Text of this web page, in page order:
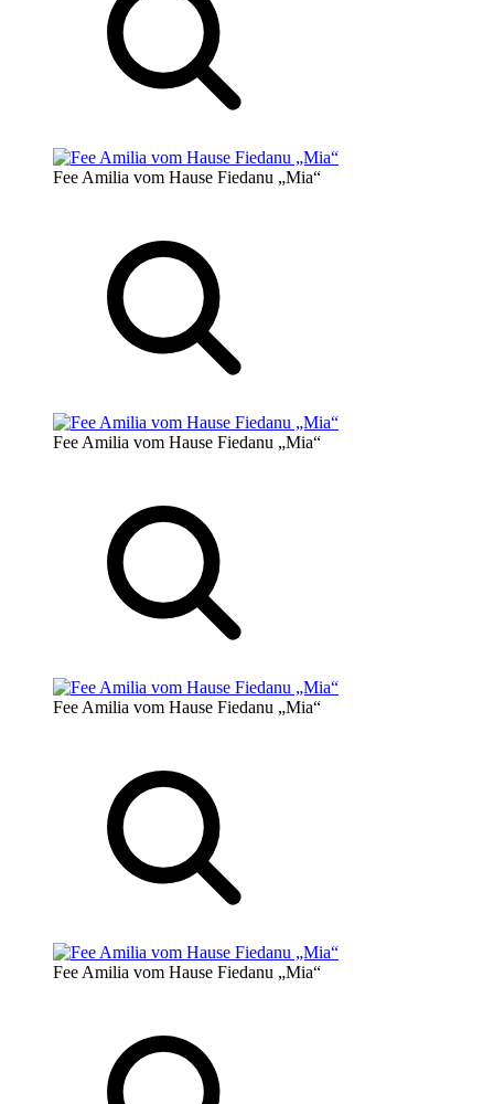
Fee Amilia vom Hause Fiedanu „Mia“
Fee Amilia vom Hause Fiedanu „Mia“
Fee Amilia vom Hause Fiedanu „Mia“
Fee Amilia vom Hause Fiedanu „Mia“